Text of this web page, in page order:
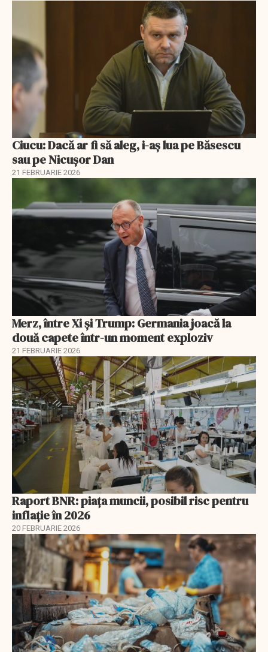
Ciucu: Dacă ar fi să aleg, i-aș lua pe Băsescu
sau pe Nicușor Dan
21 FEBRUARIE 2026
Merz, între Xi și Trump: Germania joacă la
două capete într-un moment exploziv
21 FEBRUARIE 2026
Raport BNR: piața muncii, posibil risc pentru
inflație în 2026
20 FEBRUARIE 2026